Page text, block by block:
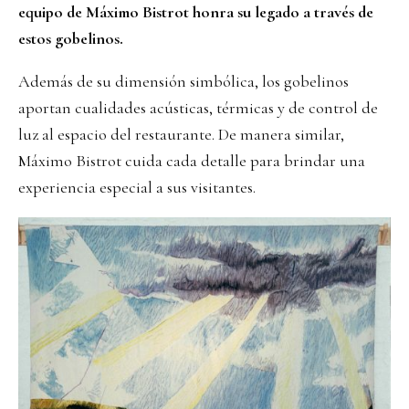
equipo de Máximo Bistrot honra su legado a través de
estos gobelinos.
Además de su dimensión simbólica, los gobelinos
aportan cualidades acústicas, térmicas y de control de
luz al espacio del restaurante. De manera similar,
Máximo Bistrot cuida cada detalle para brindar una
experiencia especial a sus visitantes.